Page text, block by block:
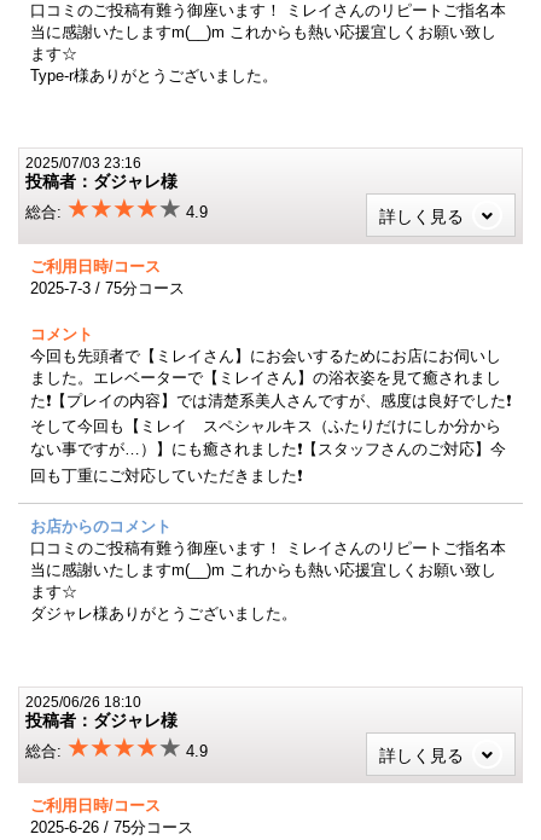
口コミのご投稿有難う御座います！ ミレイさんのリピートご指名本
当に感謝いたしますm(__)m これからも熱い応援宜しくお願い致し
ます☆
Type-r様ありがとうございました。
2025/07/03 23:16
投稿者：ダジャレ様
総合: ★★★★★ 4.9 詳しく見る
ご利用日時/コース
2025-7-3 / 75分コース
コメント
今回も先頭者で【ミレイさん】にお会いするためにお店にお伺いし
ました。エレベーターで【ミレイさん】の浴衣姿を見て癒されまし
た❗【プレイの内容】では清楚系美人さんですが、感度は良好でした❗
そして今回も【ミレイ スペシャルキス（ふたりだけにしか分から
ない事ですが…）】にも癒されました❗【スタッフさんのご対応】今
回も丁重にご対応していただきました❗
お店からのコメント
口コミのご投稿有難う御座います！ ミレイさんのリピートご指名本
当に感謝いたしますm(__)m これからも熱い応援宜しくお願い致し
ます☆
ダジャレ様ありがとうございました。
2025/06/26 18:10
投稿者：ダジャレ様
総合: ★★★★★ 4.9 詳しく見る
ご利用日時/コース
2025-6-26 / 75分コース